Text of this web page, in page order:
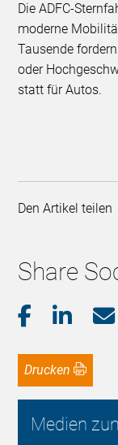
Die ADFC-
moderne
Tausende
oder
statt für Autos.
Den Artikel teilen
Share
Drucken
Medien